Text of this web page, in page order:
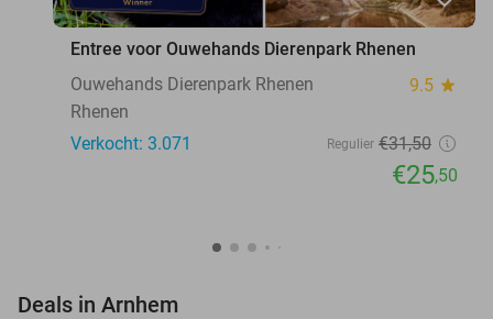
Entree voor Ouwehands Dierenpark Rhenen
Ouwehands Dierenpark Rhenen
9.5 star
Rhenen
Verkocht: 3.071
Regulier €31,50
€25,50
Deals in Arnhem